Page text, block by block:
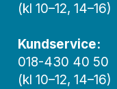
(kl 10–12, 14–16)
Kundservice:
018-430 40 50
(kl 10–12, 14–16)